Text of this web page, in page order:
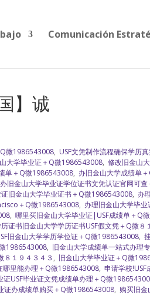
Comunicación
】诚
微1986543008, USF文凭制作流程确保学历
大学毕业证＋Q微1986543008, 修改旧金山
单＋Q微1986543008, 办旧金山大学成绩单
办旧金山大学毕业证学位证书文凭认证官网可
证旧金山大学毕业证书＋Q微1986543008, 办
＋Q微1986543008, 办理旧金山大学毕
, 哪里买旧金山大学毕业证|USF成绩单＋Q
证书旧金山大学学历证书USF假文凭＋Q微８
旧金山大学学历学位证＋Q微1986543008,
1986543008, 旧金山大学成绩单一站式办理
８１９４３４３ , 旧金山大学毕业证＋Q微
哪里能办理＋Q微1986543008, 申请学校
证USF毕业证文凭成绩单办理＋Q微
证办成绩单购买＋Q微1986543008, 购买旧